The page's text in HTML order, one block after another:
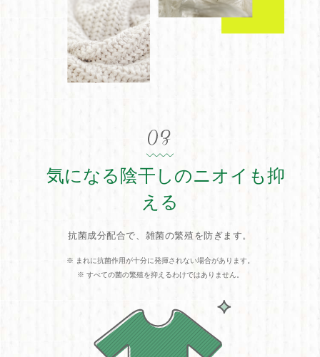
気になる陰干しのニオイも抑
える
抗菌成分配合で、雑菌の繁殖を防ぎます。
※ まれに抗菌作用が十分に発揮されない場合があります。
※ すべての菌の繁殖を抑えるわけではありません。